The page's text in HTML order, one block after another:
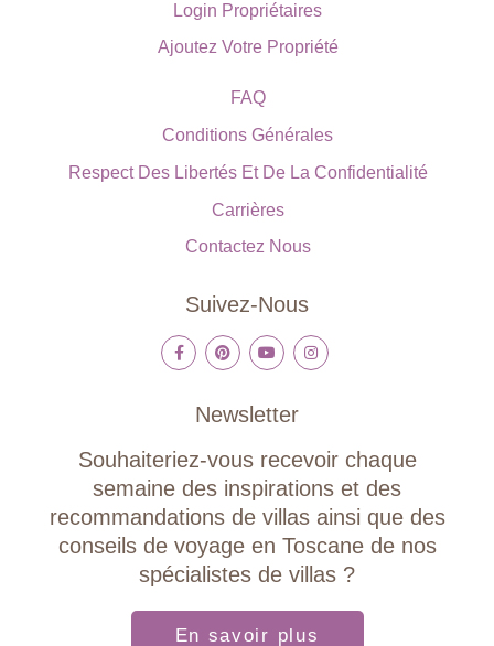
Login Propriétaires
Ajoutez Votre Propriété
FAQ
Conditions Générales
Respect Des Libertés Et De La Confidentialité
Carrières
Contactez Nous
Suivez-Nous
Newsletter
Souhaiteriez-vous recevoir chaque
semaine des inspirations et des
recommandations de villas ainsi que des
conseils de voyage en Toscane de nos
spécialistes de villas ?
En savoir plus